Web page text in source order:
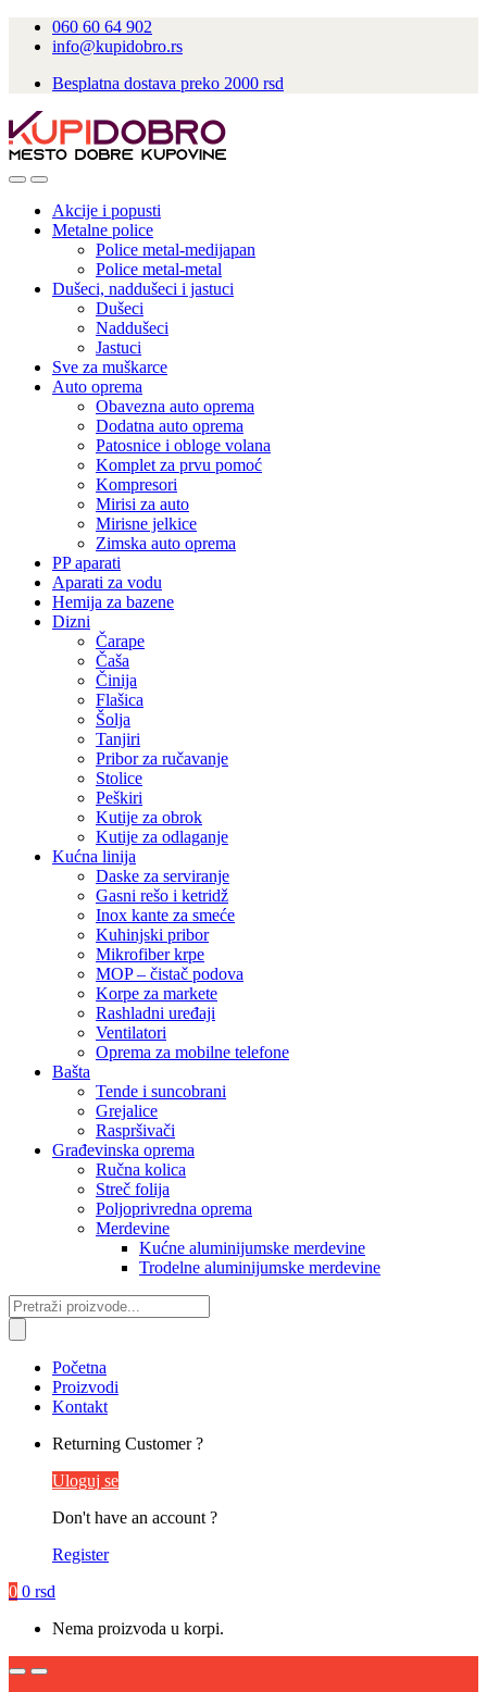
060 60 64 902
info@kupidobro.rs
Besplatna dostava preko 2000 rsd
Akcije i popusti
Metalne police
Police metal-medijapan
Police metal-metal
Dušeci, naddušeci i jastuci
Dušeci
Naddušeci
Jastuci
Sve za muškarce
Auto oprema
Obavezna auto oprema
Dodatna auto oprema
Patosnice i obloge volana
Komplet za prvu pomoć
Kompresori
Mirisi za auto
Mirisne jelkice
Zimska auto oprema
PP aparati
Aparati za vodu
Hemija za bazene
Dizni
Čarape
Čaša
Činija
Flašica
Šolja
Tanjiri
Pribor za ručavanje
Stolice
Peškiri
Kutije za obrok
Kutije za odlaganje
Kućna linija
Daske za serviranje
Gasni rešo i ketridž
Inox kante za smeće
Kuhinjski pribor
Mikrofiber krpe
MOP – čistač podova
Korpe za markete
Rashladni uređaji
Ventilatori
Oprema za mobilne telefone
Bašta
Tende i suncobrani
Grejalice
Raspršivači
Građevinska oprema
Ručna kolica
Streč folija
Poljoprivredna oprema
Merdevine
Kućne aluminijumske merdevine
Trodelne aluminijumske merdevine
Products
search
Početna
Proizvodi
Kontakt
Returning Customer ?
Uloguj se
Don't have an account ?
Register
0 0 rsd
Nema proizvoda u korpi.